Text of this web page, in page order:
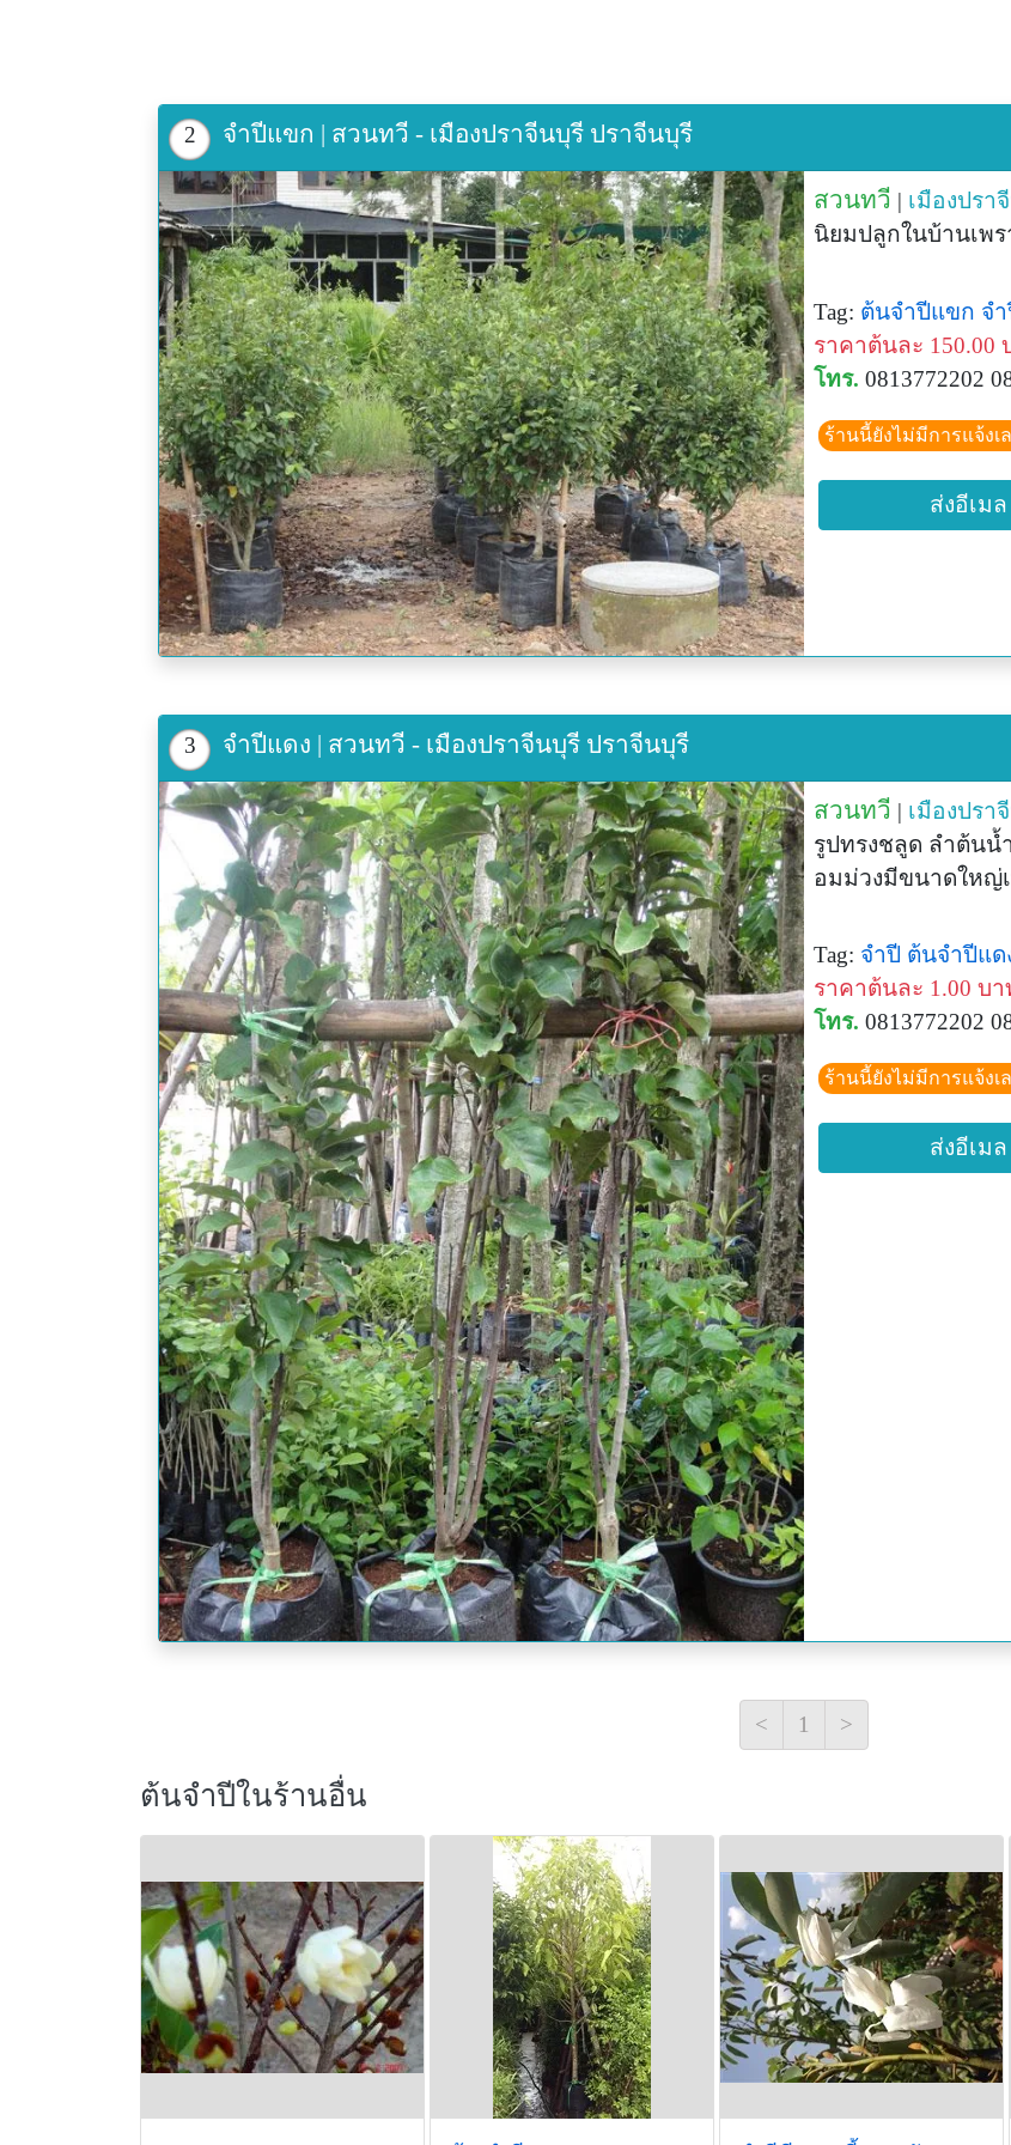
2 จำปีแขก | สวนทวี - เมืองปราจีนบุรี ปราจีนบุรี
สวนทวี | เมืองปรา
นิยมปลูกในบ้านเพ
Tag: ต้นจำปีแขก จ
ราคาต้นละ 150.00
โทร. 0813772202
ร้านนี้ยังไม่มีการแจ้ง
ส่งอีเมล
3 จำปีแดง | สวนทวี - เมืองปราจีนบุรี ปราจีนบุรี
สวนทวี | เมืองปรา
รูปทรงชลูด ลำต้นน้
อมม่วงมีขนาดใหญ่
Tag: จำปี ต้นจำปีแด
ราคาต้นละ 1.00 บา
โทร. 0813772202
ร้านนี้ยังไม่มีการแจ้ง
ส่งอีเมล
< 1 >
ต้นจำปีในร้านอื่น